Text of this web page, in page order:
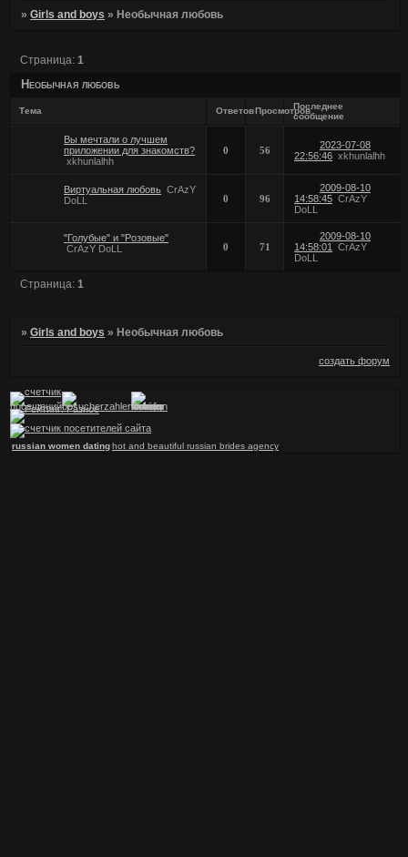
»Girls and boys » Необычная любовь
Необычная любовь
Страница:1
Тема ОтветовПросмотровПоследнее
сообщение
Вы мечтали о лучшем
приложении для знакомств?
xkhunlalhh
0 56
2023-07-08
22:56:46 xkhunlalhh
Виртуальная любовь CrAzY
DoLL
0 96
2009-08-10
14:58:45 CrAzY
DoLL
"Голубые" и "Розовые"
CrAzY DoLL
0 71
2009-08-10
14:58:01
CrAzY
DoLL
Страница:1
»Girls and boys »Необычная любовь
создать форум
russian women datinghot and beautiful russian brides agency